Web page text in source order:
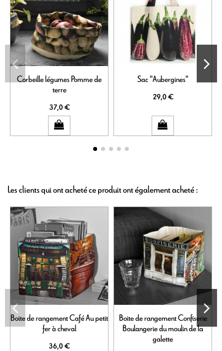
Corbeille légumes Pomme de
terre
37,0 €
Sac "Aubergines"
29,0 €
Les clients qui ont acheté ce produit ont également acheté :
Boite de rangement Café Au petit
fer à cheval
36,0 €
Boite de rangement Confiserie
Boulangerie du moulin de la
galette